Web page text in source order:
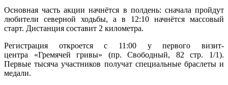
Основная часть акции начнётся в полдень: сначала пройдут
любители северной ходьбы, а в 12:10 начнётся массовый
старт. Дистанция составит 2 километра.
Регистрация откроется с 11:00 у первого визит-
центра «Гремячей гривы» (пр. Свободный, 82 стр. 1/1).
Первые тысяча участников получат специальные браслеты и
медали.